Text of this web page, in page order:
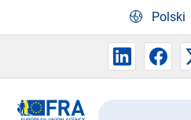
Polski
Wyszukaj